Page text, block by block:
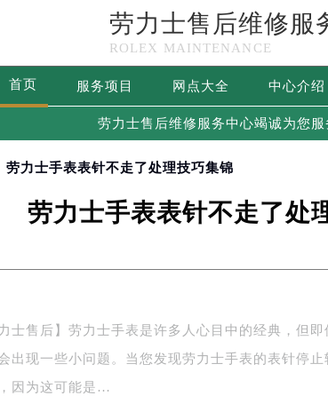
劳力士售后维修服
ROLEX MAINTENANCE
首页 服务项目 网点大全 中心介绍
劳力士售后维修服务中心竭诚为您服
劳力士手表表针不走了处理技巧集锦
劳力士手表表针不走了处
力士售后】劳力士手表是许多人心目中的经典，但
出现一些小问题。当您发现劳力士手表的表针停
因为这可能是…